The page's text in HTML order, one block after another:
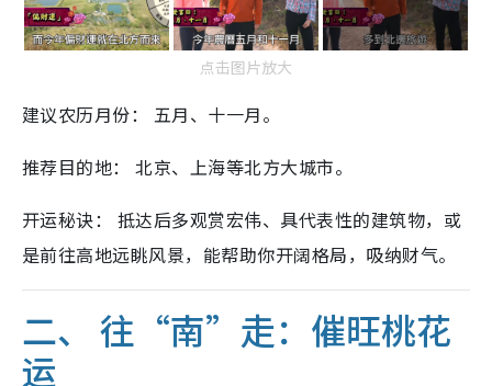
点击图片放大
建议农历月份： 五月、十一月。
推荐目的地： 北京、上海等北方大城市。
开运秘诀： 抵达后多观赏宏伟、具代表性的建筑物，或
是前往高地远眺风景，能帮助你开阔格局，吸纳财气。
二、 往“南”走：催旺桃花
运